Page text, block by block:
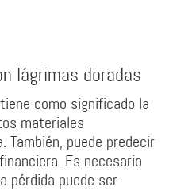
lágrimas doradas
como significado la
materiales
puede predecir
Es necesario
pérdida puede ser